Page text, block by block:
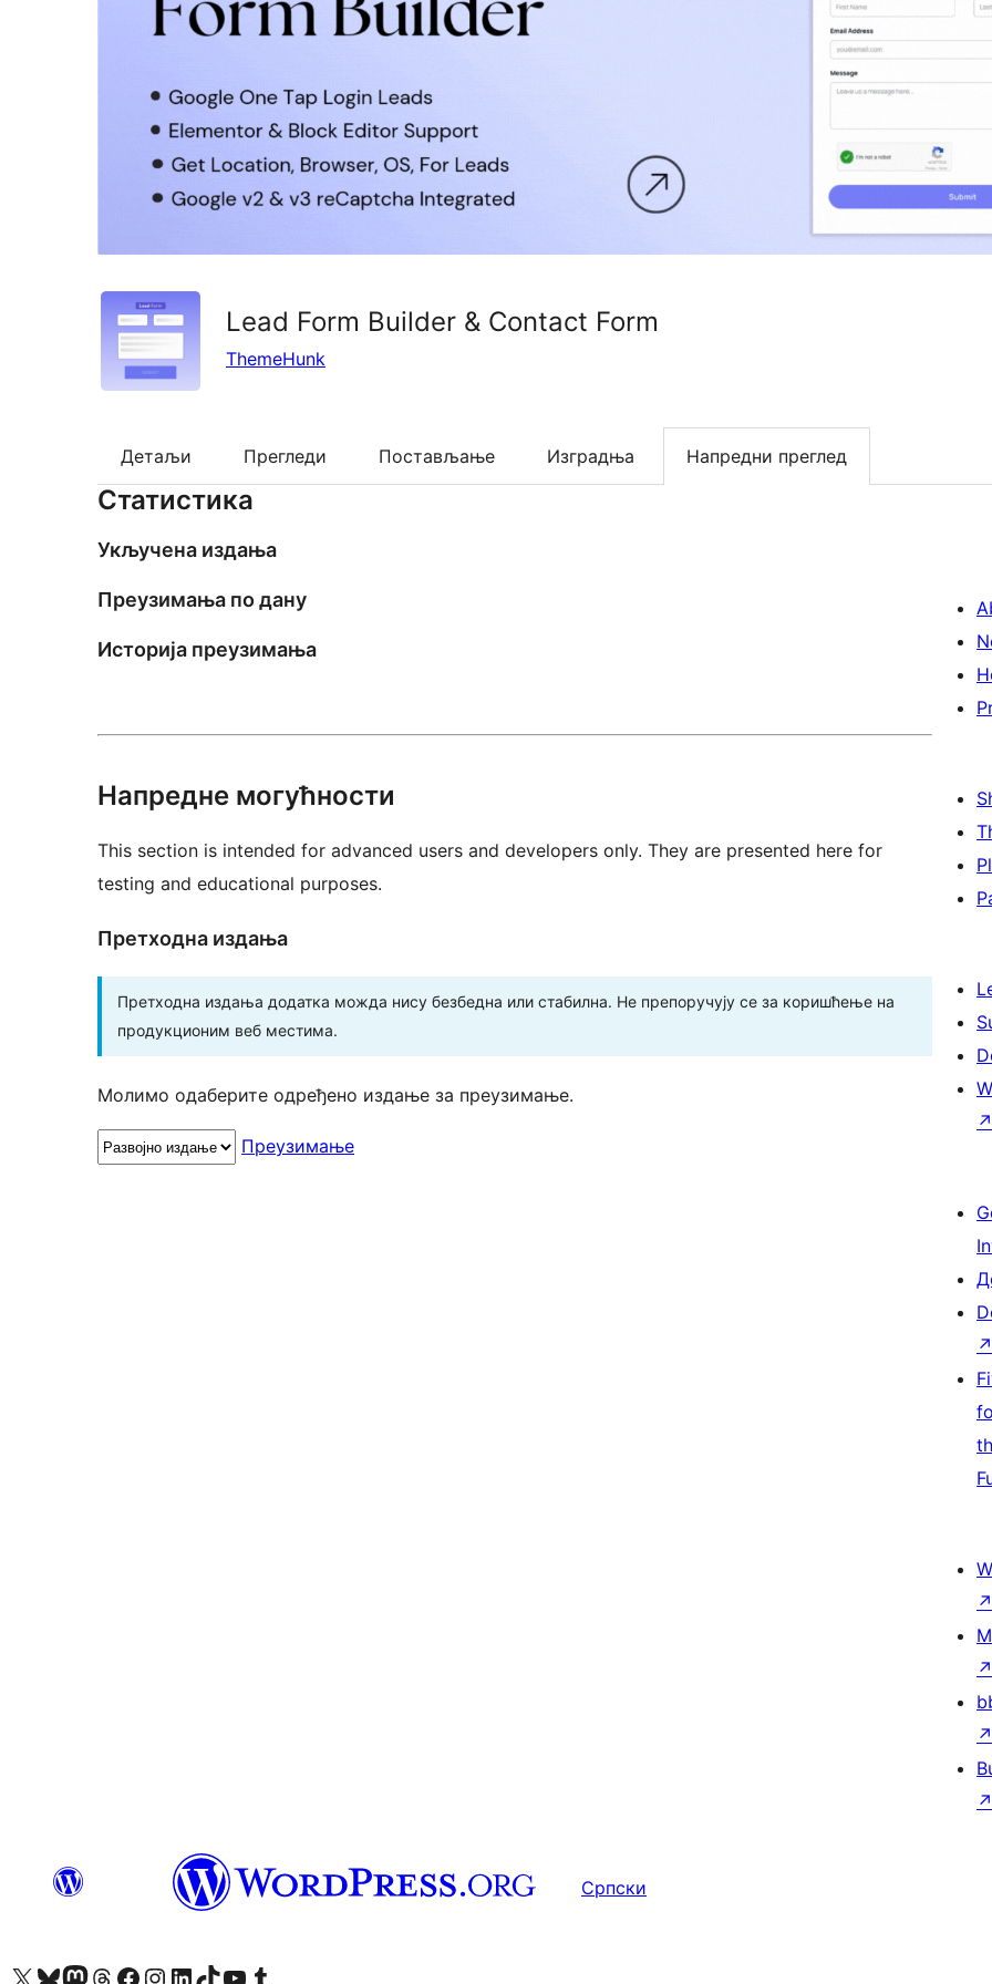
Lead Form Builder & Contact Form
ThemeHunk
Детаљи Прегледи Постављање Изградња Напредни преглед
Статистика
Укључена издања
Преузимања по дану
Историја преузимања
Напредне могућности
This section is intended for advanced users and developers only. They are presented here for
testing and educational purposes.
Претходна издања
Претходна издања додатка можда нису безбедна или стабилна. Не препоручују се за коришћење на
продукционим веб местима.
Молимо одаберите одређено издање за преузимање.
Преузимање
↗
↗
↗
↗
↗
↗
Српски
Visit our X (formerly Twitter) account
Посетите наш Bluesky налог
Visit our Mastodon account
Посетите наш налог на Threads-у Visit our Facebook page
Посетите наш Инстаграм налог
Visit our LinkedIn account
Посетите наш TikTok налог
Visit our YouTube channel
Посетите наш Tumblr налог